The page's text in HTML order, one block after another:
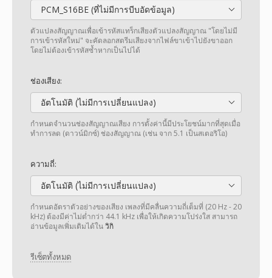
PCM_S16BE (ที่ไม่มีการบีบอัดข้อมูล)
ตัวแปลงสัญญาณเพื่อเข้ารหัสแทร็กเสียงตัวแปลงสัญญาณ "โดยไม่มี
การเข้ารหัสใหม่" จะคัดลอกสตรีมเสียงจากไฟล์ขาเข้าไปยังขาออก
โดยไม่ต้องเข้ารหัสซ้ำหากเป็นไปได้
ช่องเสียง:
อัตโนมัติ (ไม่มีการเปลี่ยนแปลง)
กำหนดจำนวนช่องสัญญาณเสียง การตั้งค่านี้มีประโยชน์มากที่สุดเมื่อ
ทำการลด (ดาวน์มิกซ์) ช่องสัญญาณ (เช่น จาก 5.1 เป็นสเตอริโอ)
ความถี่:
อัตโนมัติ (ไม่มีการเปลี่ยนแปลง)
กำหนดอัตราตัวอย่างของเสียง เพลงที่มีคลื่นความถี่เต็มที่ (20 Hz - 20
kHz) ต้องมีค่าไม่ต่ำกว่า 44.1 kHz เพื่อให้เกิดความโปร่งใส สามารถ
อ่านข้อมูลเพิ่มเติมได้ในวิกิ
รีเซ็ตทั้งหมด